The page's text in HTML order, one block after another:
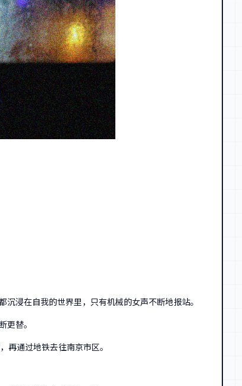
浸在自我的世界里，只有机械的女声不断地报站。
更替。
再通过地铁去往南京市区。